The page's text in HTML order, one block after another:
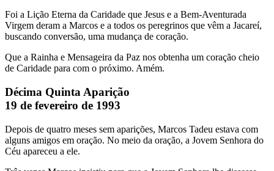
Foi a Lição Eterna da Caridade que Jesus e a Bem-Aventurada
Virgem deram a Marcos e a todos os peregrinos que vêm a Jacareí,
buscando conversão, uma mudança de coração.
Que a Rainha e Mensageira da Paz nos obtenha um coração cheio
de Caridade para com o próximo. Amém.
Décima Quinta Aparição
19 de fevereiro de 1993
Depois de quatro meses sem aparições, Marcos Tadeu estava com
alguns amigos em oração. No meio da oração, a Jovem Senhora do
Céu apareceu a ele.